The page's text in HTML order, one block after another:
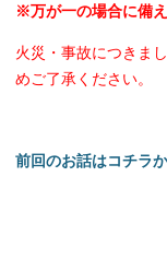
※万が一の場合に備
火災・事故につきま
めご了承ください。
前回のお話はコチラ